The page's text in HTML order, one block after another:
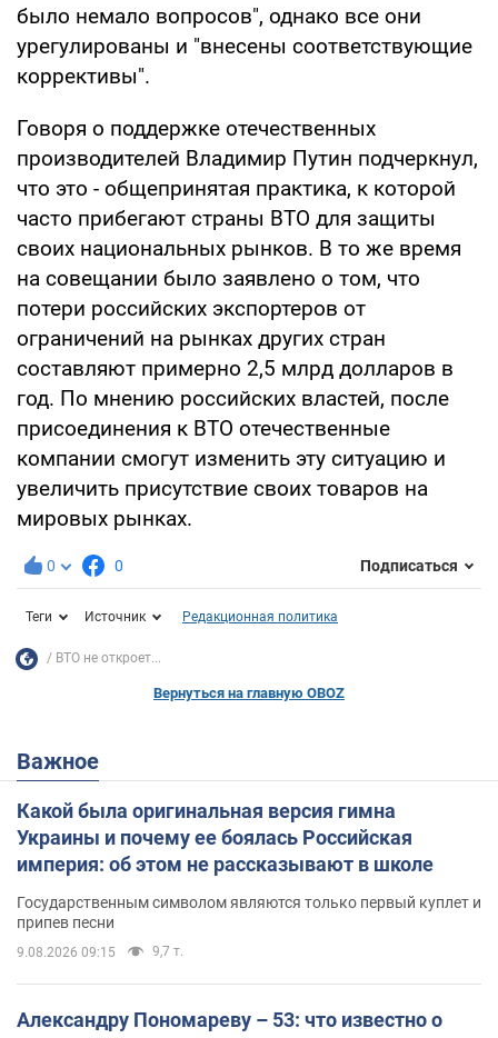
было немало вопросов", однако все они
урегулированы и "внесены соответствующие
коррективы".
Говоря о поддержке отечественных
производителей Владимир Путин подчеркнул,
что это - общепринятая практика, к которой
часто прибегают страны ВТО для защиты
своих национальных рынков. В то же время
на совещании было заявлено о том, что
потери российских экспортеров от
ограничений на рынках других стран
составляют примерно 2,5 млрд долларов в
год. По мнению российских властей, после
присоединения к ВТО отечественные
компании смогут изменить эту ситуацию и
увеличить присутствие своих товаров на
мировых рынках.
0 0 Подписаться
Теги Источник Редакционная политика
ВТО не откроет...
Вернуться на главную OBOZ
Важное
Какой была оригинальная версия гимна
Украины и почему ее боялась Российская
империя: об этом не рассказывают в школе
Государственным символом являются только первый куплет и
припев песни
9.08.2026 09:15 9,7 т.
Александру Пономареву – 53: что известно о